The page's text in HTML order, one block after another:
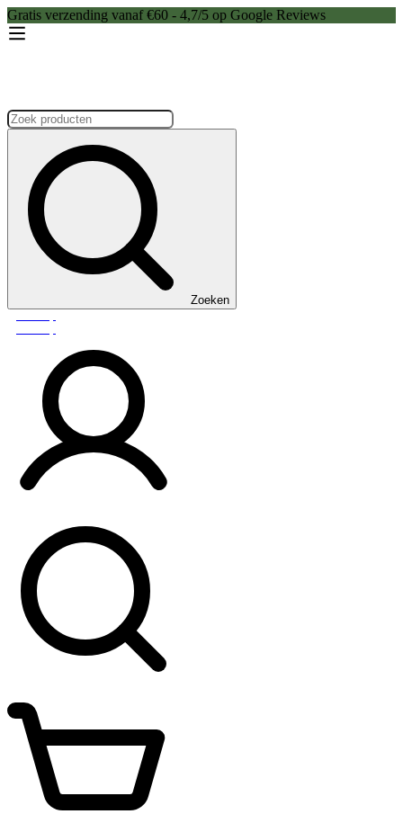
Gratis verzending vanaf €60 - 4,7/5 op Google Reviews
Zoeken:
Zoeken